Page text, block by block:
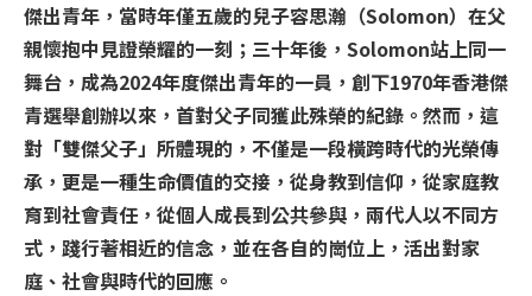
傑出青年，當時年僅五歲的兒子容思瀚（Solomon）在父
親懷抱中見證榮耀的一刻；三十年後，Solomon站上同一
舞台，成為2024年度傑出青年的一員，創下1970年香港傑
青選舉創辦以來，首對父子同獲此殊榮的紀錄。然而，這
對「雙傑父子」所體現的，不僅是一段橫跨時代的光榮傳
承，更是一種生命價值的交接，從身教到信仰，從家庭教
育到社會責任，從個人成長到公共參與，兩代人以不同方
式，踐行著相近的信念，並在各自的崗位上，活出對家
庭、社會與時代的回應。